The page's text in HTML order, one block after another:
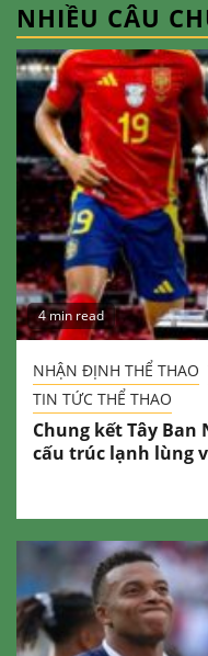
NHIỀU CÂU
4 min read
NHẬN ĐỊNH THỂ THAO
TIN TỨC THỂ THAO
Chung kết Tây
cấu trúc lạnh lùng